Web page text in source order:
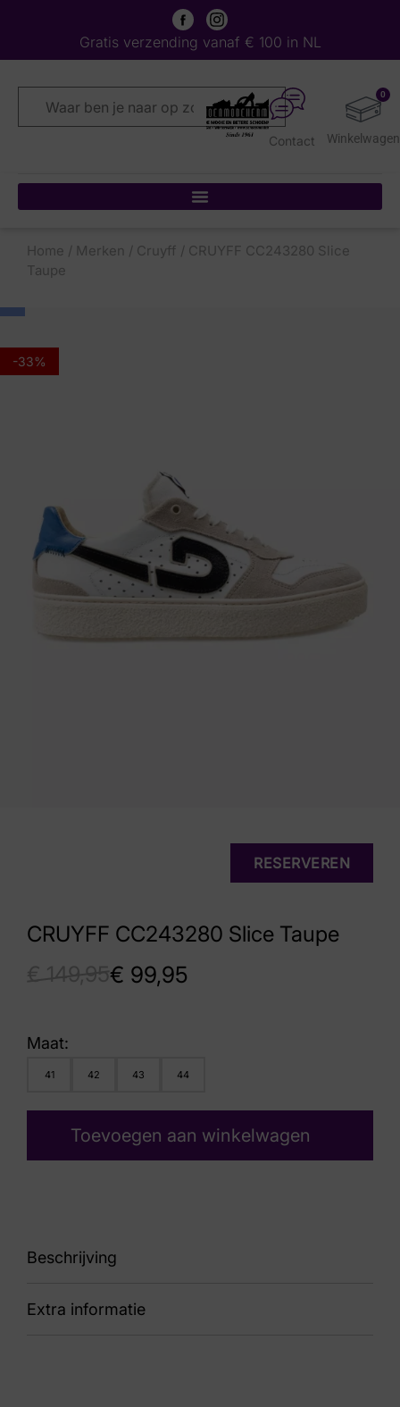
Gratis verzending vanaf € 100 in NL
0
Contact
Home / Merken / Cruyff / CRUYFF CC243280 Slice
Taupe
-33%
CRUYFF CC243280 Slice Taupe
€ 99,95
RESERVEREN
Maat:
41 42 43 44
Toevoegen aan winkelwagen
Beschrijving
88 CC243280 Slice
Extra informatie